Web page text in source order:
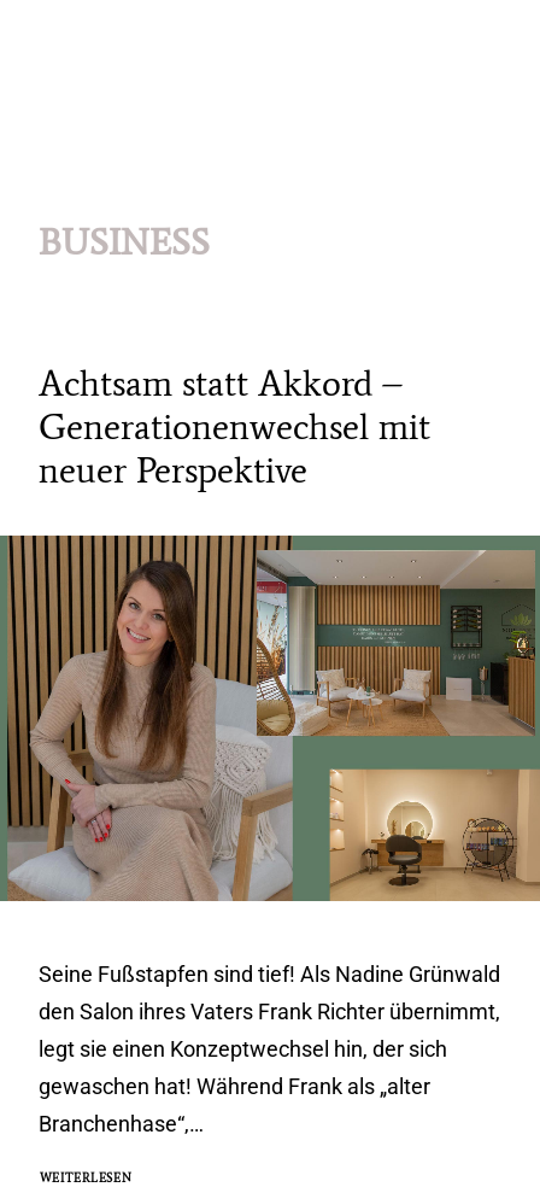
BUSINESS
Achtsam statt Akkord –
Generationenwechsel mit
neuer Perspektive
Seine Fußstapfen sind tief! Als Nadine Grünwald
den Salon ihres Vaters Frank Richter übernimmt,
legt sie einen Konzeptwechsel hin, der sich
gewaschen hat! Während Frank als „alter
Branchenhase“,…
WEITERLESEN